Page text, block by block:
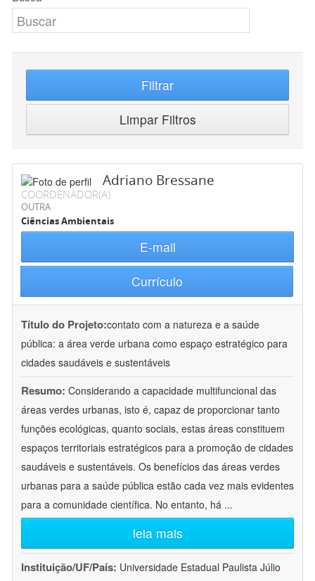
Filtrar
Limpar Filtros
Adriano Bressane
COORDENADOR(A)
OUTRA
Ciências Ambientais
E-mail
Currículo
Título do Projeto:contato com a natureza e a saúde
pública: a área verde urbana como espaço estratégico para
cidades saudáveis e sustentáveis
Resumo: Considerando a capacidade multifuncional das
áreas verdes urbanas, isto é, capaz de proporcionar tanto
funções ecológicas, quanto sociais, estas áreas constituem
espaços territoriais estratégicos para a promoção de cidades
saudáveis e sustentáveis. Os benefícios das áreas verdes
urbanas para a saúde pública estão cada vez mais evidentes
para a comunidade científica. No entanto, há ...
leia mais
Instituição/UF/País: Universidade Estadual Paulista Júlio